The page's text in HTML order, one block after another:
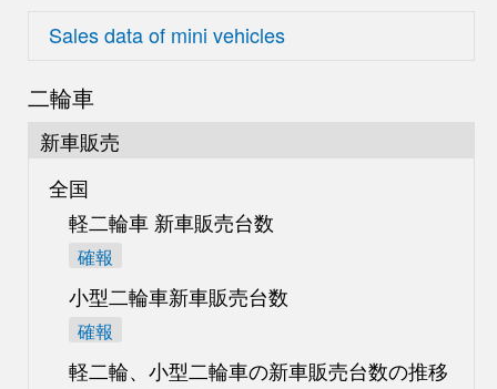
Sales data of mini vehicles
二輪車
新車販売
全国
軽二輪車 新車販売台数
確報
小型二輪車新車販売台数
確報
軽二輪、小型二輪車の新車販売台数の推移